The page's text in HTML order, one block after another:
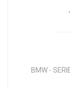
BMW -